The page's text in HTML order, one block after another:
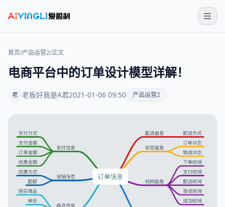
首页/产品运营2/正文
电商平台中的订单设计模型详解！
老 老板好我是A君2021-01-06 09:50 产品运营2